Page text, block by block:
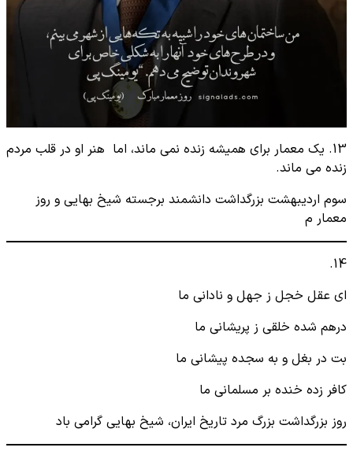
13. یک معمار برای همیشه زنده نمی ماند، اما هنر او در قلب مردم
زنده می ماند.
سوم اردیبهشت بزرگداشت دانشمند برجسته شیخ بهایی و روز
معمار م
14.
ای عقل خجل ز جهل و نادانی ما
درهم شده خلقی ز پریشانی ما
بت در بغل و به سجده پیشانی ما
کافر زده خنده بر مسلمانی ما
روز بزرگداشت بزرگ مرد تاریخ ایران، شیخ بهایی گرامی باد